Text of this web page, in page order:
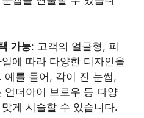
가능: 고객의 얼굴형, 피
에 따라 다양한 디자인을
예를 들어, 각이 진 눈썹,
언더아이 브로우 등 다양
게 시술할 수 있습니다.